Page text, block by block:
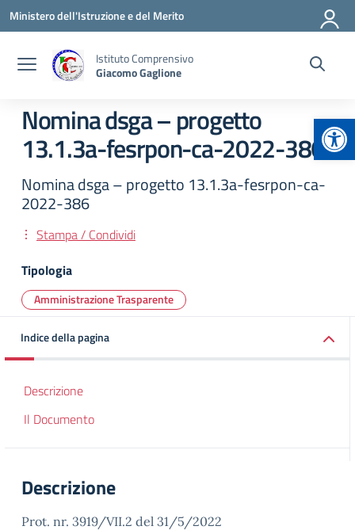
Vai ai contenuti
Vai al menu di navigazione
Vai al footer
Ministero dell'Istruzione e del Merito
Istituto Comprensivo
Giacomo Gaglione
Nomina dsga – progetto
13.1.3a-fesrpon-ca-2022-386
Nomina dsga – progetto 13.1.3a-fesrpon-ca-
2022-386
Stampa / Condividi
Tipologia
Amministrazione Trasparente
Indice della pagina
Descrizione
Il Documento
Descrizione
Prot. nr. 3919/VII.2 del 31/5/2022